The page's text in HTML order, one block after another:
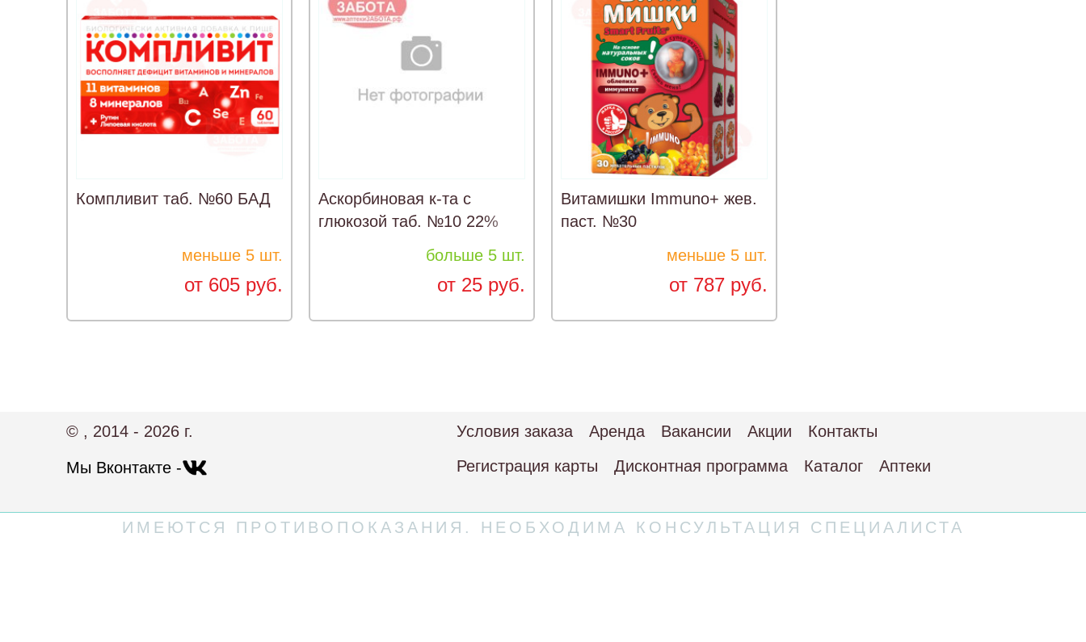
Компливит таб. №60 БАД
меньше 5 шт.
от 605 руб.
Аскорбиновая к-та с
глюкозой таб. №10 22%
больше 5 шт.
от 25 руб.
Витамишки Immuno+ жев.
паст. №30
меньше 5 шт.
от 787 руб.
© , 2014 - 2026 г.
Мы Вконтакте -
Условия заказа Аренда Вакансии Акции
Контакты
Регистрация карты
Дисконтная программа Каталог Аптеки
ИМЕЮТСЯ ПРОТИВОПОКАЗАНИЯ. НЕОБХОДИМА КОНСУЛЬТАЦИЯ СПЕЦИАЛИСТА